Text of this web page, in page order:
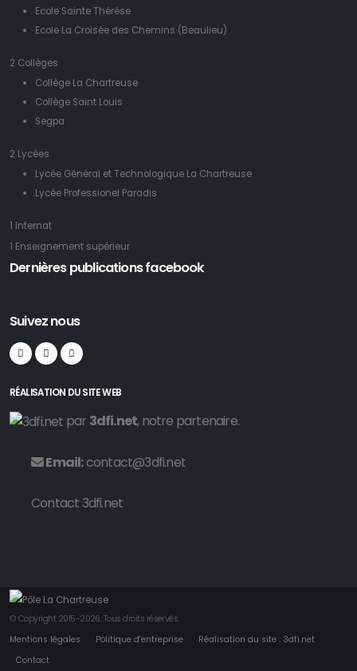
Ecole Sainte Thérèse
Ecole La Croisée des Chemins (Beaulieu)
2 Collèges
Collège La Chartreuse
Collège Saint Louis
Segpa
2 Lycées
Lycée Général et Technologique La Chartreuse
Lycée Professionel Paradis
1 Internat
1 Enseignement supérieur
Dernières publications facebook
Suivez nous
RÉALISATION DU SITE WEB
par 3dfi.net, notre partenaire.
Email:contact@3dfi.net
Contact 3dfi.net
© Copyright 2015-2026. Tous droits réservés.
Mentions légales
Politique d'entreprise
Réalisation du site : 3dfi.net
Contact